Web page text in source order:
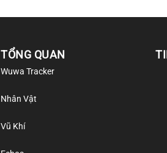
TỔNG QUAN
Wuwa Tracker
Nhân Vật
Vũ Khí